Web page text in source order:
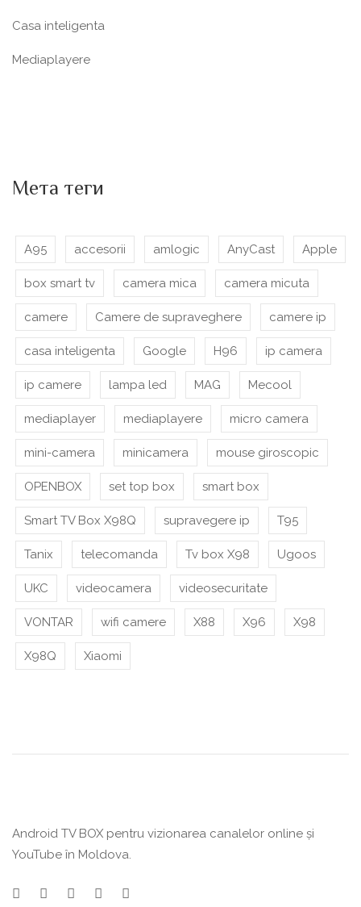
Casa inteligenta
Mediaplayere
Мета теги
A95 accesorii amlogic AnyCast Apple
box smart tv camera mica camera micuta
camere Camere de supraveghere camere ip
casa inteligenta Google H96 ip camera
ip camere lampa led MAG Mecool
mediaplayer mediaplayere micro camera
mini-camera minicamera mouse giroscopic
OPENBOX set top box smart box
Smart TV Box X98Q supravegere ip T95
Tanix telecomanda Tv box X98 Ugoos
UKC videocamera videosecuritate
VONTAR wifi camere X88 X96 X98
X98Q Xiaomi
Android TV BOX pentru vizionarea canalelor online și
YouTube în Moldova.